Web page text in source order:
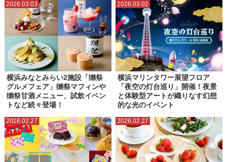
横浜美術館 横浜赤レンガ倉庫 水陸両用バス（横浜みなとみらい）
臨港パーク 象の鼻パーク・象の鼻テラス
2026.03.03
横浜みなとみらい2施設「獺祭
グルメフェア」獺祭マフィンや
獺祭甘酒メニュー、試飲イベン
トなど続々登場！
2026.03.02
横浜マリンタワー展望フロア
「夜空の灯台巡り」開催！夜景
と体験型アートが織りなす幻想
的な光のイベント
2026.02.27 2026.02.27